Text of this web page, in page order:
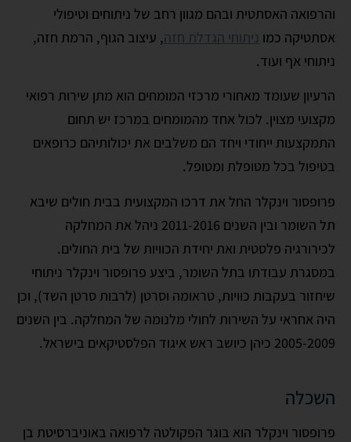
והרפואה האסתטית ובהם מגוון רחב של ניתוחים וטיפולי
אסתטיקה כמו ניתוחי הגדלת חזה, עיצוב הגוף, הרמת חזה,
ניתוחי אף ועוד.
הרעיון שעומד מאחורי מרכזי המומחים הוא מתן שירות רפואי
מקצועי מצוין. לכול אחד מהמומחים במרכז יש תחום
התמקצעות ייחודי ויחד הם משלבים את יכולותיהם כרופאים
בטיפול בכל מטופלת ומטופל.
פרופסור וינקלר החל את דרכו המקצועית בבית חולים שיבא
תל השומר ובין השנים 2011-2016 ניהל את המחלקה
לכירורגיה פלסטית ואת יחידת הכוויות של בית החולים.
במסגרת עבודתו בתל השומר, ביצע פרופסור וינקלר ניתוחי
שיחזור בעקבות כוויות, טראומה וסרטן (לרבות סרטן השד), וכן
היה אחראי על השירות לחולי מלנומה של המחלקה. בין השנים
2005-2009 כיהן כיושב ראש איגוד הפלסטיקאים בישראל.
השכלה
פרופסור וינקלר הוא בוגר הפקולטה לרפואה באוניברסיטת בן